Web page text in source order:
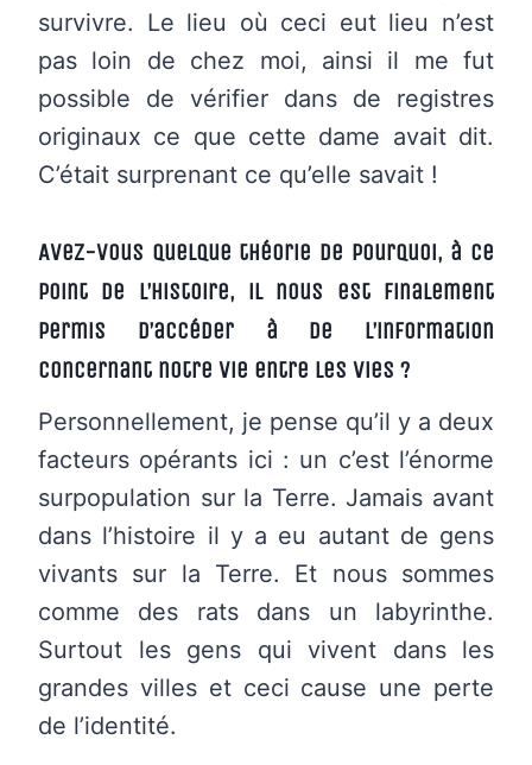
survivre. Le lieu où ceci eut lieu n’est
pas loin de chez moi, ainsi il me fut
possible de vérifier dans de registres
originaux ce que cette dame avait dit.
C’était surprenant ce qu’elle savait !
Avez-vous quelque théorie de pourquoi, à ce
point de l’histoire, il nous est finalement
permis d’accéder à de l’information
concernant notre vie entre les vies ?
Personnellement, je pense qu’il y a deux
facteurs opérants ici : un c’est l’énorme
surpopulation sur la Terre. Jamais avant
dans l’histoire il y a eu autant de gens
vivants sur la Terre. Et nous sommes
comme des rats dans un labyrinthe.
Surtout les gens qui vivent dans les
grandes villes et ceci cause une perte
de l’identité.